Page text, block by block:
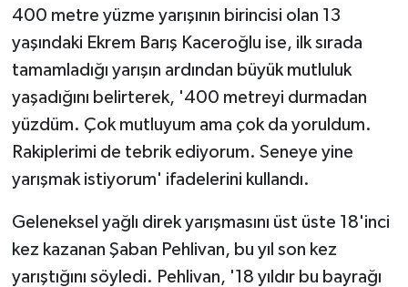
400 metre yüzme yarışının birincisi olan 13
yaşındaki Ekrem Barış Kaceroğlu ise, ilk sırada
tamamladığı yarışın ardından büyük mutluluk
yaşadığını belirterek, '400 metreyi durmadan
yüzdüm. Çok mutluyum ama çok da yoruldum.
Rakiplerimi de tebrik ediyorum. Seneye yine
yarışmak istiyorum' ifadelerini kullandı.
Geleneksel yağlı direk yarışmasını üst üste 18'inci
kez kazanan Şaban Pehlivan, bu yıl son kez
yarıştığını söyledi. Pehlivan, '18 yıldır bu bayrağı